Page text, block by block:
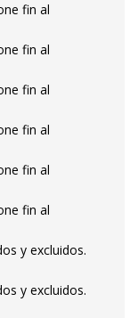
fin al
fin al
fin al
fin al
fin al
fin al
y excluidos.
y excluidos.